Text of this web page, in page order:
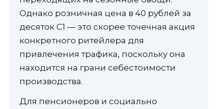
Однако розничная цена в 40 рублей за
десяток С1 — это скорее точечная акция
конкретного ритейлера для
привлечения трафика, поскольку она
находится на грани себестоимости
производства.
Для пенсионеров и социально